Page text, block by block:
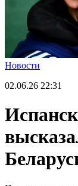
Новости
02.06.26 22:31